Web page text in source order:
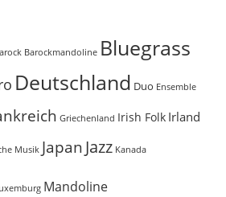
Barockmandoline Bluegrass
Deutschland Duo Ensemble
Griechenland Irish Folk Irland
Musik JapanJazz Kanada
Mandoline